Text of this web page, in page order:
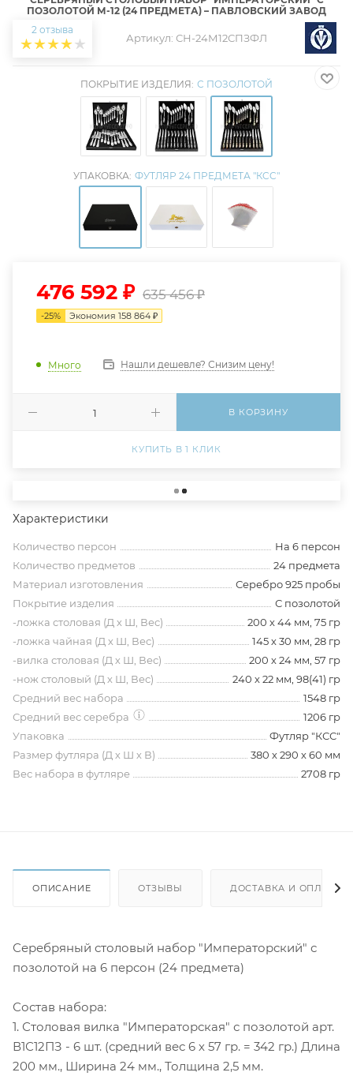
ПОЗОЛОТОЙ М-12 (24 ПРЕДМЕТА) – ПАВЛОВСКИЙ ЗАВОД
2 отзыва
Артикул: СН-24М12СПЗФЛ
ПОКРЫТИЕ ИЗДЕЛИЯ: С ПОЗОЛОТОЙ
УПАКОВКА: ФУТЛЯР 24 ПРЕДМЕТА "КCC"
476 592 ₽ 635 456₽
-25% Экономия 158 864 ₽
Много Нашли дешевле? Снизим цену!
В КОРЗИНУ
КУПИТЬ В 1 КЛИК
Характеристики
Количество персон
На 6 персон
Количество предметов
24 предмета
Материал изготовления
Серебро 925 пробы
Покрытие изделия
С позолотой
-ложка столовая (Д х Ш, Вес)
200 х 44 мм, 75 гр
-ложка чайная (Д х Ш, Вес)
145 х 30 мм, 28 гр
-вилка столовая (Д х Ш, Вес)
200 х 24 мм, 57 гр
-нож столовый (Д х Ш, Вес)
240 х 22 мм, 98(41) гр
Средний вес набора
1548 гр
Средний вес серебра
1206 гр
Упаковка
Футляр "КСС"
Размер футляра (Д х Ш х В)
380 х 290 х 60 мм
Вес набора в футляре
2708 гр
ОПИСАНИЕ ОТЗЫВЫ ДОСТАВКА И ОПЛАТА
Серебряный столовый набор "Императорский" с
позолотой на 6 персон (24 предмета)
Состав набора:
1. Столовая вилка "Императорская" с позолотой арт.
В1С12ПЗ - 6 шт. (средний вес 6 х 57 гр. = 342 гр.) Длина
200 мм., Ширина 24 мм., Толщина 2,5 мм.